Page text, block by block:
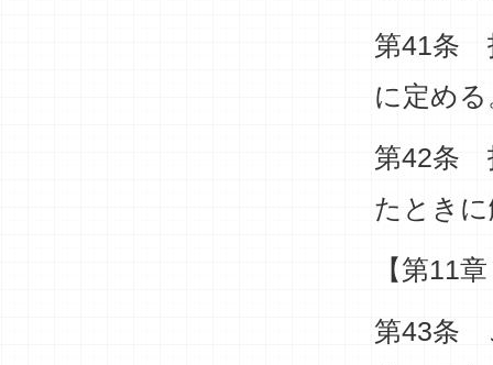
第41条
に定め
第42条
たとき
【第11
第43条